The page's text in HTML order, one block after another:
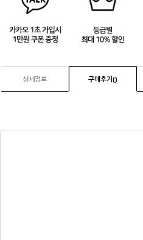
상세정보 구매후기()